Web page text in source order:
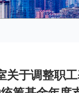
关于调整职